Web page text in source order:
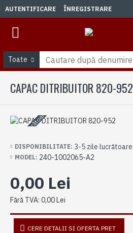
AUTENTIFICARE ÎNREGISTRARE
Toate
CAPAC DITRIBUITOR 820-952
3-5 zile lucrătoare
DISPONIBILITATE: 3-5 zile lucrătoare
MODEL: 240-1002065-A2
0,00 Lei
Fără TVA: 0,00 Lei
CERE DETALII SI OFERTA PRET